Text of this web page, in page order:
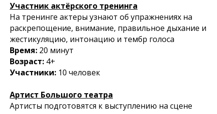
Участник актёрского тренинга
На тренинге актеры узнают об упражнениях на
раскрепощение, внимание, правильное дыхание и
жестикуляцию, интонацию и тембр голоса
Время: 20 минут
Возраст: 4+
Участники: 10 человек
Артист Большого театра
Артисты подготовятся к выступлению на сцене